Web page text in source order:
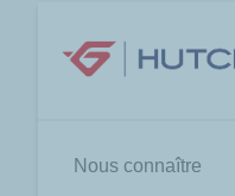
contenu
Nous connaître